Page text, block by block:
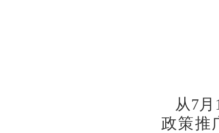
从7
政策推